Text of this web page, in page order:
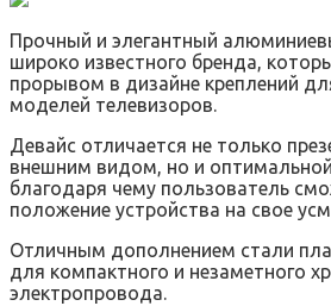
Прочный и элегантный
широко известного бренда,
прорывом в дизайне креплений
моделей телевизоров.
Девайс отличается не только
внешним видом, но и
благодаря чему пользователь
положение устройства на свое
Отличным дополнением стали
для компактного и незаметного
электропровода.